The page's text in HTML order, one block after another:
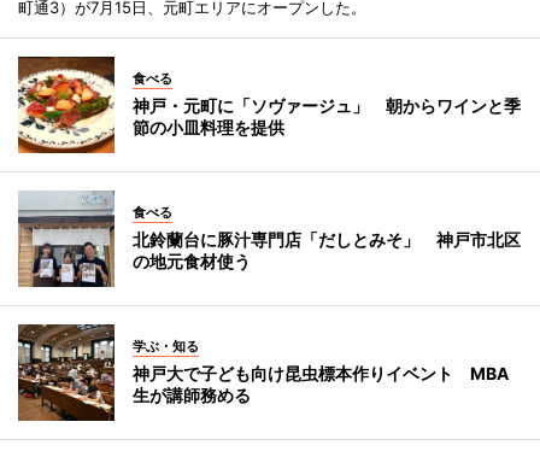
町通3）が7月15日、元町エリアにオープンした。
食べる
神戸・元町に「ソヴァージュ」 朝からワインと季
節の小皿料理を提供
食べる
北鈴蘭台に豚汁専門店「だしとみそ」 神戸市北区
の地元食材使う
学ぶ・知る
神戸大で子ども向け昆虫標本作りイベント MBA
生が講師務める